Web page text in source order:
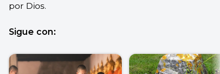
por Dios.
Sigue con: